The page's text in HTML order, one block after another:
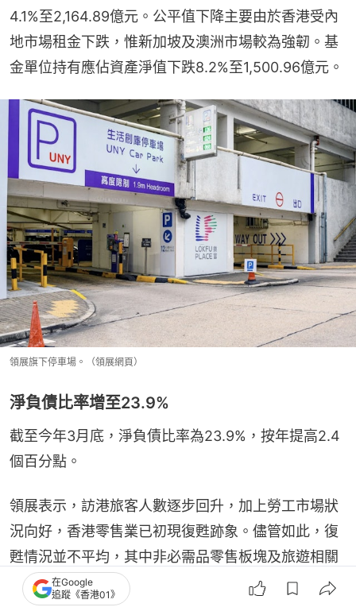
4.1%至2,164.89億元。公平值下降主要由於香港受內
地市場租金下跌，惟新加坡及澳洲市場較為強韌。基
金單位持有應佔資產淨值下跌8.2%至1,500.96億元。
領展旗下停車場。（領展網頁）
淨負債比率增至23.9%
截至今年3月底，淨負債比率為23.9%，按年提高2.4
個百分點。
領展表示，訪港旅客人數逐步回升，加上勞工市場狀
況向好，香港零售業已初現復甦跡象。儘管如此，復
甦情況並不平均，其中非必需品零售板塊及旅遊相關
類別的復甦勢頭最為強勁，而必需品銷售的增長則較
為溫和。年內，來自中國內地電商平台的競爭壓力持
在Google
追蹤《香港01》